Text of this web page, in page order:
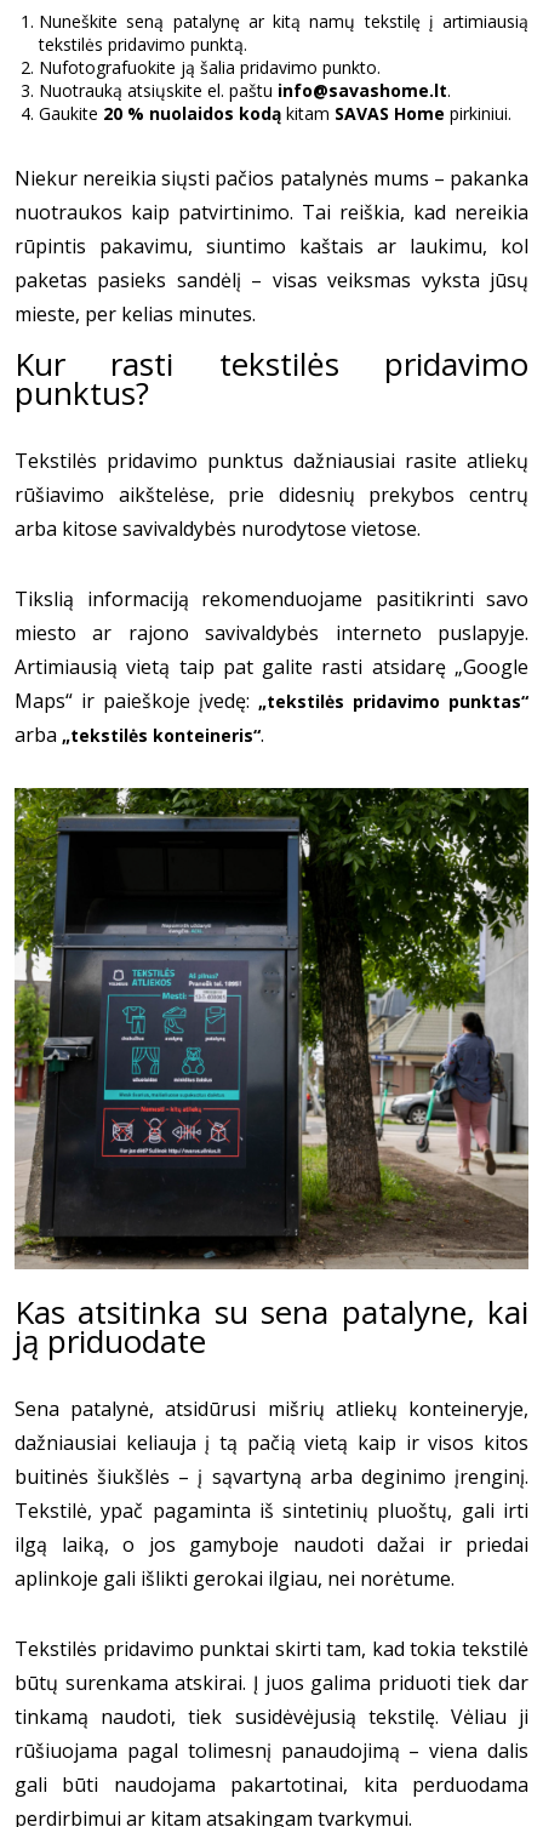
Nuneškite seną patalynę ar kitą namų tekstilę į artimiausią
tekstilės pridavimo punktą.
Nufotografuokite ją šalia pridavimo punkto.
Nuotrauką atsiųskite el. paštu info@savashome.lt.
Gaukite 20 % nuolaidos kodą kitam SAVAS Home pirkiniui.
Niekur nereikia siųsti pačios patalynės mums – pakanka
nuotraukos kaip patvirtinimo. Tai reiškia, kad nereikia
rūpintis pakavimu, siuntimo kaštais ar laukimu, kol
paketas pasieks sandėlį – visas veiksmas vyksta jūsų
mieste, per kelias minutes.
Kur rasti tekstilės pridavimo
punktus?
Tekstilės pridavimo punktus dažniausiai rasite atliekų
rūšiavimo aikštelėse, prie didesnių prekybos centrų
arba kitose savivaldybės nurodytose vietose.
Tikslią informaciją rekomenduojame pasitikrinti savo
miesto ar rajono savivaldybės interneto puslapyje.
Artimiausią vietą taip pat galite rasti atsidarę „Google
Maps“ ir paieškoje įvedę: „tekstilės pridavimo punktas“
arba „tekstilės konteineris“.
Kas atsitinka su sena patalyne, kai
ją priduodate
Sena patalynė, atsidūrusi mišrių atliekų konteineryje,
dažniausiai keliauja į tą pačią vietą kaip ir visos kitos
buitinės šiukšlės – į sąvartyną arba deginimo įrenginį.
Tekstilė, ypač pagaminta iš sintetinių pluoštų, gali irti
ilgą laiką, o jos gamyboje naudoti dažai ir priedai
aplinkoje gali išlikti gerokai ilgiau, nei norėtume.
Tekstilės pridavimo punktai skirti tam, kad tokia tekstilė
būtų surenkama atskirai. Į juos galima priduoti tiek dar
tinkamą naudoti, tiek susidėvėjusią tekstilę. Vėliau ji
rūšiuojama pagal tolimesnį panaudojimą – viena dalis
gali būti naudojama pakartotinai, kita perduodama
perdirbimui ar kitam atsakingam tvarkymui.